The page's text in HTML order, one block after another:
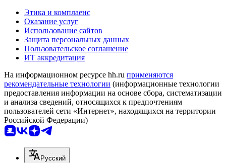
Этика и комплаенс
Оказание услуг
Использование сайтов
Защита персональных данных
Пользовательское соглашение
ИТ аккредитация
На информационном ресурсе hh.ru применяются
рекомендательные технологии (информационные технологии
предоставления информации на основе сбора, систематизации
и анализа сведений, относящихся к предпочтениям
пользователей сети «Интернет», находящихся на территории
Российской Федерации)
Русский